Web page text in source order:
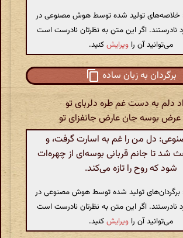
خلاصه‌های تولید شده توسط هوش مصنوعی در
نادرستند. اگر این متن به نظرتان نادرست است
می‌توانید آن را ویرایشکنید.
برگردان به زبان ساده
دلم به دست غم طره دلربای تو
عرض بوسه جان عارض جانفزای تو
دل من را غم به اسارت گرفت، و
شد تا جانم قربانی بوسه‌ای از چهره‌ات
شود که روح را تازه می‌کند.
برگردان‌های تولید شده توسط هوش مصنوعی در
نادرستند. اگر این متن به نظرتان نادرست است
می‌توانید آن را ویرایشکنید.